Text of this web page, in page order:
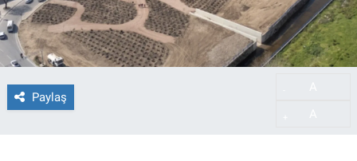
Paylaş
Haber Arşivi